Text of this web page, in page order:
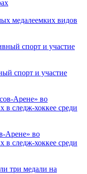
медалеемких видов
спорт и участие
Арене» во
в следж-хоккее среди